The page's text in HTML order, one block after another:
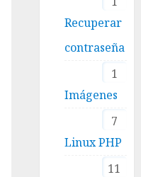
Recuperar
contraseña
1
Imágenes
7
Linux PHP
11